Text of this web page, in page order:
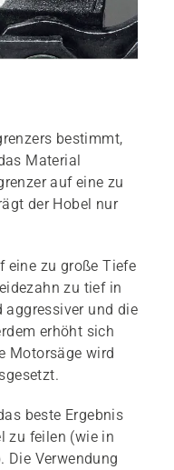
bestimmt,
Material
auf eine zu
der Hobel nur
eine zu große Tiefe
zu tief in
aggressiver und die
erhöht sich
Motorsäge wird
beste Ergebnis
zu feilen (wie in
Die Verwendung